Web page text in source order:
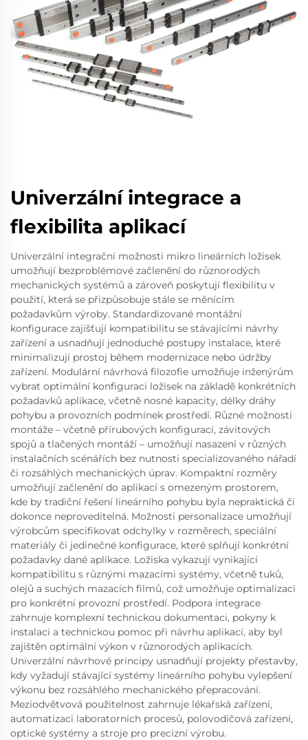
Univerzální integrace a
flexibilita aplikací
Univerzální integrační možnosti mikro lineárních ložisek
umožňují bezproblémové začlenění do různorodých
mechanických systémů a zároveň poskytují flexibilitu v
použití, která se přizpůsobuje stále se měnícím
požadavkům výroby. Standardizované montážní
konfigurace zajišťují kompatibilitu se stávajícími návrhy
zařízení a usnadňují jednoduché postupy instalace, které
minimalizují prostoj během modernizace nebo údržby
zařízení. Modulární návrhová filozofie umožňuje inženýrům
vybrat optimální konfiguraci ložisek na základě konkrétních
požadavků aplikace, včetně nosné kapacity, délky dráhy
pohybu a provozních podmínek prostředí. Různé možnosti
montáže – včetně přírubových konfigurací, závitových
spojů a tlačených montáží – umožňují nasazení v různých
instalačních scénářích bez nutnosti specializovaného nářadí
či rozsáhlých mechanických úprav. Kompaktní rozměry
umožňují začlenění do aplikací s omezeným prostorem,
kde by tradiční řešení lineárního pohybu byla nepraktická či
dokonce neproveditelná. Možnosti personalizace umožňují
výrobcům specifikovat odchylky v rozměrech, speciální
materiály či jedinečné konfigurace, které splňují konkrétní
požadavky dané aplikace. Ložiska vykazují vynikající
kompatibilitu s různými mazacími systémy, včetně tuků,
olejů a suchých mazacích filmů, což umožňuje optimalizaci
pro konkrétní provozní prostředí. Podpora integrace
zahrnuje komplexní technickou dokumentaci, pokyny k
instalaci a technickou pomoc při návrhu aplikací, aby byl
zajištěn optimální výkon v různorodých aplikacích.
Univerzální návrhové principy usnadňují projekty přestavby,
kdy vyžadují stávající systémy lineárního pohybu vylepšení
výkonu bez rozsáhlého mechanického přepracování.
Meziodvětvová použitelnost zahrnuje lékařská zařízení,
automatizaci laboratorních procesů, polovodičová zařízení,
optické systémy a stroje pro precizní výrobu.